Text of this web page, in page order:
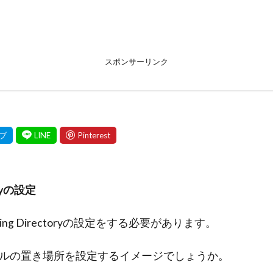
スポンサーリンク
設定
Directoryの設定をする必要があります。
の置き場所を設定するイメージでしょうか。